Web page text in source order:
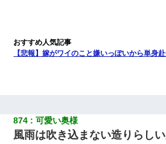
【悲報】嫁がワイのこと嫌いっぽいから単身
874 可愛い奥様
風雨は吹き込まない造りらし